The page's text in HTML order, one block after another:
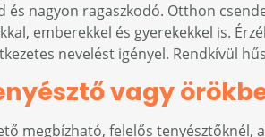
nagyon ragaszkodó. Otthon
emberekkel és gyerekekkel is.
nevelést igényel. Rendkívül
vagy
megbízható, felelős tenyésztőknél,